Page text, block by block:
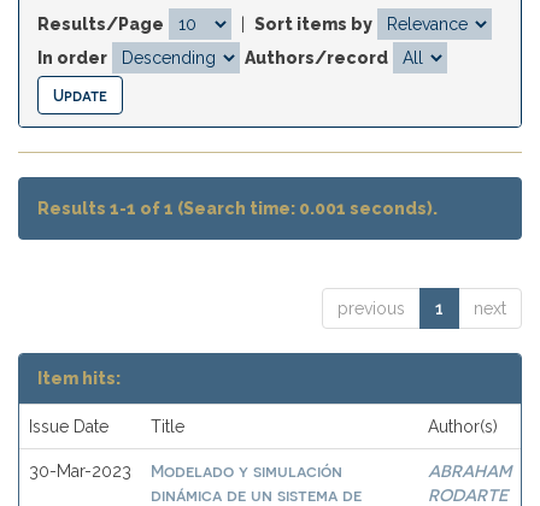
Results/Page
Sort items by
In order
Authors/record
Results 1-1 of 1 (Search time: 0.001 seconds).
previous 1 next
Item hits:
Issue Date Title Author(s)
30-Mar-2023
Modelado y simulación
dinámica de un sistema de
ABRAHAM
RODARTE